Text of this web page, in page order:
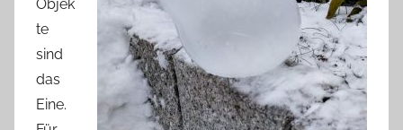
Objek
te
sind
das
Eine.